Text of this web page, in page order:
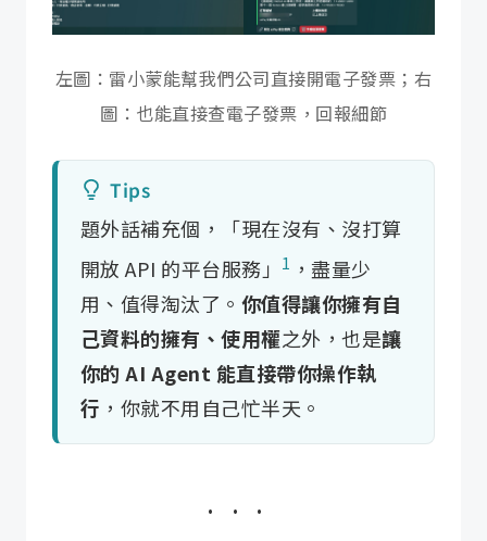
左圖：雷小蒙能幫我們公司直接開電子發票；右
圖：也能直接查電子發票，回報細節
題外話補充個，「現在沒有、沒打算
開放 API 的平台服務」 1 ，盡量少
用、值得淘汰了。 你值得讓你擁有自
己資料的擁有、使用權之外，也是讓
你的 AI Agent 能直接帶你操作執
行 ，你就不用自己忙半天。